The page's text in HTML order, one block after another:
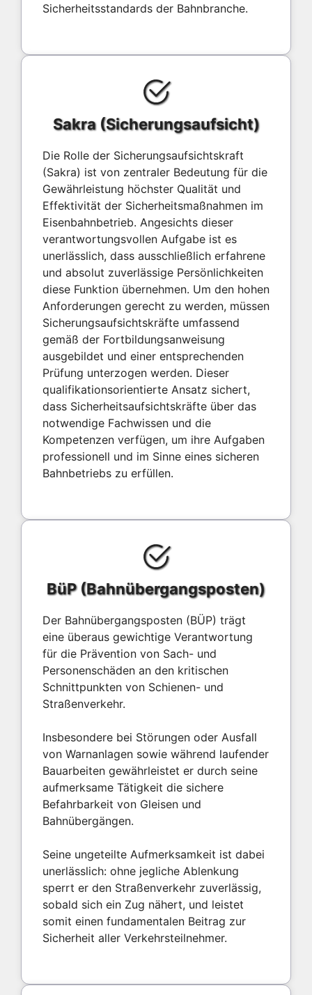
Sicherheitsstandards der Bahnbranche.
Sakra (Sicherungsaufsicht)
Die Rolle der Sicherungsaufsichtskraft
(Sakra) ist von zentraler Bedeutung für die
Gewährleistung höchster Qualität und
Effektivität der Sicherheitsmaßnahmen im
Eisenbahnbetrieb. Angesichts dieser
verantwortungsvollen Aufgabe ist es
unerlässlich, dass ausschließlich erfahrene
und absolut zuverlässige Persönlichkeiten
diese Funktion übernehmen. Um den hohen
Anforderungen gerecht zu werden, müssen
Sicherungsaufsichtskräfte umfassend
gemäß der Fortbildungsanweisung
ausgebildet und einer entsprechenden
Prüfung unterzogen werden. Dieser
qualifikationsorientierte Ansatz sichert,
dass Sicherheitsaufsichtskräfte über das
notwendige Fachwissen und die
Kompetenzen verfügen, um ihre Aufgaben
professionell und im Sinne eines sicheren
Bahnbetriebs zu erfüllen.
BüP (Bahnübergangsposten)
Der Bahnübergangsposten (BÜP) trägt
eine überaus gewichtige Verantwortung
für die Prävention von Sach- und
Personenschäden an den kritischen
Schnittpunkten von Schienen- und
Straßenverkehr.
Insbesondere bei Störungen oder Ausfall
von Warnanlagen sowie während laufender
Bauarbeiten gewährleistet er durch seine
aufmerksame Tätigkeit die sichere
Befahrbarkeit von Gleisen und
Bahnübergängen.
Seine ungeteilte Aufmerksamkeit ist dabei
unerlässlich: ohne jegliche Ablenkung
sperrt er den Straßenverkehr zuverlässig,
sobald sich ein Zug nähert, und leistet
somit einen fundamentalen Beitrag zur
Sicherheit aller Verkehrsteilnehmer.